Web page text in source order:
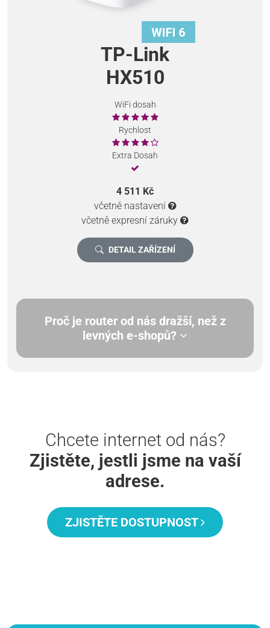
TP-Link
HX510
WiFi dosah
Rychlost
Extra Dosah
4 511 Kč
včetně nastavení
včetně expresní záruky
DETAIL ZAŘÍZENÍ
Proč je router od nás dražší, než z
levných e-shopů?
Chcete internet od nás?
Zjistěte, jestli jsme na vaší
adrese.
ZJISTĚTE DOSTUPNOST